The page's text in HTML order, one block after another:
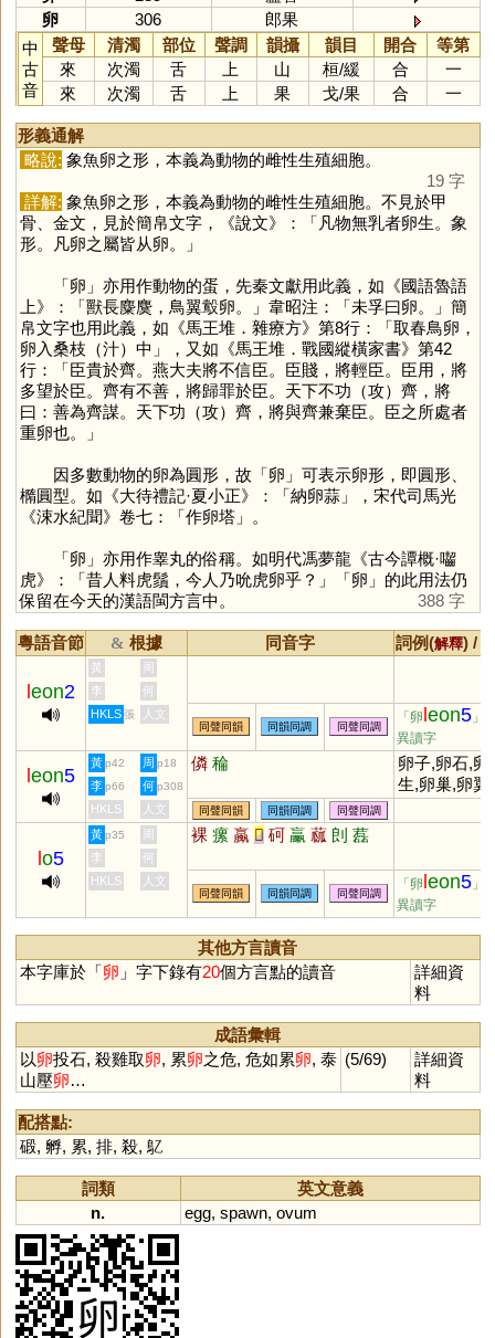
卵
306
郎果
中
古
音
聲母 清濁 部位 聲調 韻攝 韻目 開合
等第
來
次濁 舌 上 山 桓/緩 合
一
來
次濁 舌 上 果 戈/果 合 一
形義通解
略說: 象魚卵之形，本義為動物的雌性生殖細胞。
19 字
詳解: 象魚卵之形，本義為動物的雌性生殖細胞。不見於甲
骨、金文，見於簡帛文字，《說文》：「凡物無乳者卵生。象
形。凡卵之屬皆从卵。」
「卵 」亦用作動物的蛋，先秦文獻用此義，如《國語魯語
上》：「獸長麋麌，鳥翼鷇卵。」韋昭注：「未孚曰卵。」簡
帛文字也用此義，如《馬王堆．雜療方》第8行：「取春鳥卵，
卵入桑枝（汁）中」，又如《馬王堆．戰國縱橫家書》第42
行：「臣貴於齊。燕大夫將不信臣。臣賤，將輕臣。臣用，將
多望於臣。齊有不善，將歸罪於臣。天下不功（攻）齊，將
曰：善為齊謀。天下功（攻）齊，將與齊兼棄臣。臣之所處者
重卵也。」
因多數動物的卵為圓形，故「卵 」可表示卵形，即圓形、
橢圓型。如《大待禮記·夏小正》：「納卵蒜」，宋代司馬光
《涑水紀聞》卷七：「作卵塔」。
「卵 」亦用作睾丸的俗稱。如明代馮夢龍《古今譚概·囓
虎》：「昔人料虎鬚，今人乃吮虎卵乎？」「卵 」的此用法仍
保留在今天的漢語閩方言中。
388 字
粵語音節 & 根據 同音字 詞例(解釋) /
eon2
黃
周
李
何
HKLS 張 人文
同聲同韻 同韻同調 同聲同調
「卵 leon5 」
異讀字
eon5
黃 p42 周 p18 僯 稐
卵子,卵石,卵
生,卵巢,卵翼,
卵與石鬥,危
累卵
李 p66 何 p308
HKLS 人文 同聲同韻 同韻同調 同聲同調
o5
黃 p35 周 裸 瘰 蠃 𣎆 砢 臝 蓏 剆 藞
李
何
HKLS
人文
同聲同韻 同韻同調 同聲同調
「卵 leon5 」
異讀字
其他方言讀音
本字庫於「卵 」字下錄有20個方言點的讀音
詳細資
料
成語彙輯
以卵投石, 殺雞取卵, 累卵之危, 危如累卵, 泰
山壓卵…
(5/69)
詳細資
料
配搭點:
碫, 孵, 累, 排, 殺, 鳦
詞類
英文意義
n.
egg, spawn, ovum